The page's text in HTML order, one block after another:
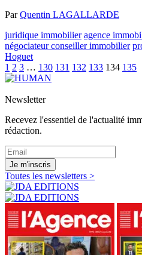
ParQuentin LAGALLARDE
juridique immobilier agence
négociateur conseiller immobilier
Hoguet
1 2 3 … 130 131 132 133 134 135
Newsletter
Recevez l'essentiel de l'actualité
rédaction.
Je m'inscris
Toutes les newsletters >